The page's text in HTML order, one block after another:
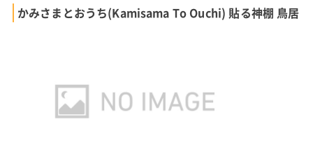
かみさまとおうち(Kamisama To Ouchi) 貼る神棚 鳥居